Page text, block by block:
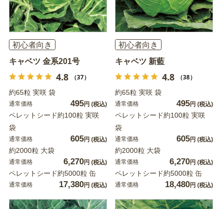
初心者向き
キャベツ 金系201号
4.8 （37）
約65粒 実咲 袋
通常価格 495円 (税込)
ペレットシード約100粒 実咲
袋
通常価格 605円 (税込)
約2000粒 大袋
通常価格 6,270円 (税込)
ペレットシード約5000粒 缶
通常価格 17,380円 (税込)
初心者向き
キャベツ 新藍
4.8 （38）
約65粒 実咲 袋
通常価格 495円 (税込)
ペレットシード約100粒 実咲
袋
通常価格 605円 (税込)
約2000粒 大袋
通常価格 6,270円 (税込)
ペレットシード約5000粒 缶
通常価格 18,480円 (税込)